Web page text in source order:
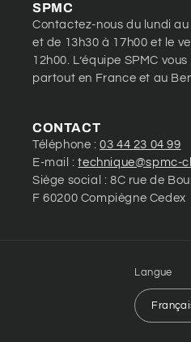
SPMC
Contactez-nous du lundi
et de 13h30 à 17h00 et le
12h00. L’équipe SPMC
partout en France et au
CONTACT
Téléphone :03 44 23 04 99
E-mail :technique@spmc-
Siège social : 8C rue de
F 60200 Compiègne Cedex
Langue